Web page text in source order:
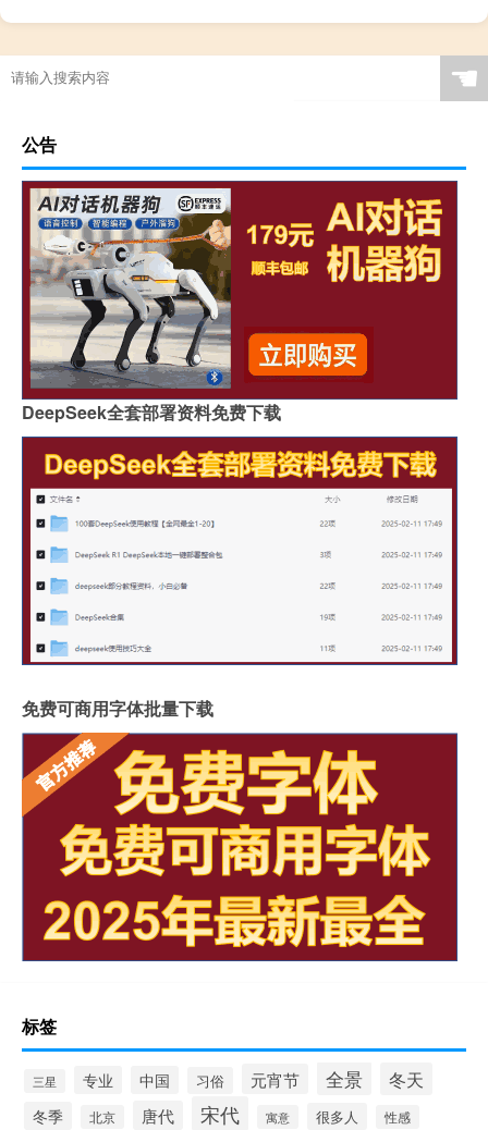
☚
公告
DeepSeek全套部署资料免费下载
免费可商用字体批量下载
标签
三星 专业 中国 习俗 元宵节 全景 冬天
冬季 北京 唐代 宋代 寓意 很多人 性感